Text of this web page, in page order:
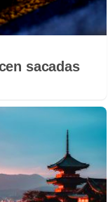
sacadas